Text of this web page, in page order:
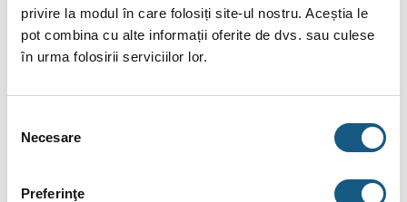
privire la modul în care folosiți site-ul nostru. Aceștia le
pot combina cu alte informații oferite de dvs. sau culese
în urma folosirii serviciilor lor.
consimțământului
Necesare
Preferinţe
Ai o listă de materiale primită de la instalator?
Trimite-ne ocerere de ofertă acum!Cere Ofertă
Plata în Rate prin Credit Instant
conține accesorii neincluse în pachetele standard. De